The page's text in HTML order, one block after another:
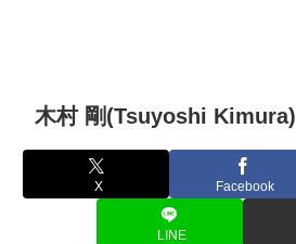
木村 剛(Tsuyoshi Kimura)
X Facebook
LINE